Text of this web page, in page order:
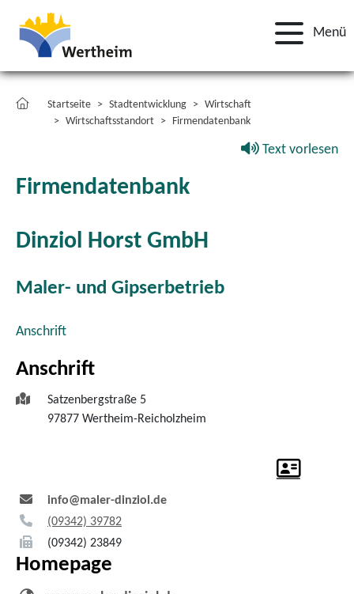
Menü
Startseite Stadtentwicklung
Wirtschaft
Wirtschaftsstandort
Firmendatenbank
Text vorlesen
Firmendatenbank
Dinziol Horst GmbH
Maler- und Gipserbetrieb
Anschrift
Anschrift
Satzenbergstraße 5
97877 Wertheim-Reicholzheim
info@maler-dinziol.de
(09342) 39782
(09342) 23849
Homepage